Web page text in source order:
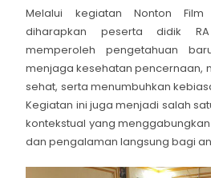
Melalui kegiatan Nonton
diharapkan peserta didik
memperoleh pengetahuan
menjaga kesehatan pencernaan,
sehat, serta menumbuhkan
Kegiatan ini juga menjadi salah
kontekstual yang
dan pengalaman langsung bagi